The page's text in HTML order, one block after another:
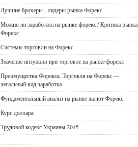
Лучшие брокеры - лидеры рынка Форекс
Можно ли заработать на рынке форекс? Критика рынка
Форекс
Системы торговли на Форекс
Значение интуиции при торговле на рынке форекс
Преимущества Форекса. Торговля на Форекс —
легальный вид заработка
Фундаментальный анализ на рынке валют Форекс
Курс доллара
Трудовой кодекс Украины 2015